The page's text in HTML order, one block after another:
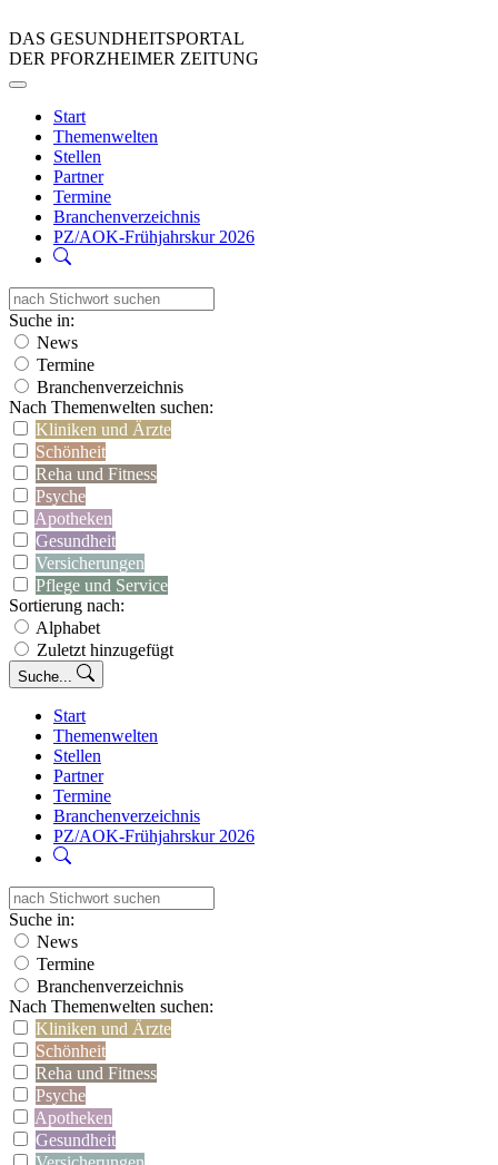
DAS GESUNDHEITSPORTAL
DER PFORZHEIMER ZEITUNG
Start
Themenwelten
Stellen
Partner
Termine
Branchenverzeichnis
PZ/AOK-Frühjahrskur 2026
Suche in:
News
Termine
Branchenverzeichnis
Nach Themenwelten suchen:
Kliniken und Ärzte
Schönheit
Reha und Fitness
Psyche
Apotheken
Gesundheit
Versicherungen
Pflege und Service
Sortierung nach:
Alphabet
Zuletzt hinzugefügt
Suche...
Start
Themenwelten
Stellen
Partner
Termine
Branchenverzeichnis
PZ/AOK-Frühjahrskur 2026
Suche in:
News
Termine
Branchenverzeichnis
Nach Themenwelten suchen:
Kliniken und Ärzte
Schönheit
Reha und Fitness
Psyche
Apotheken
Gesundheit